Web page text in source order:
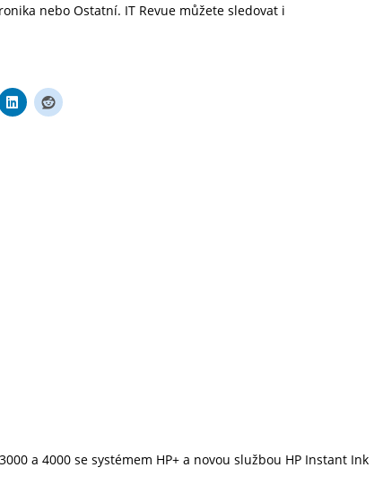
nebo Ostatní. IT Revue můžete sledovat i
a 4000 se systémem HP+ a novou službou HP Instant Ink